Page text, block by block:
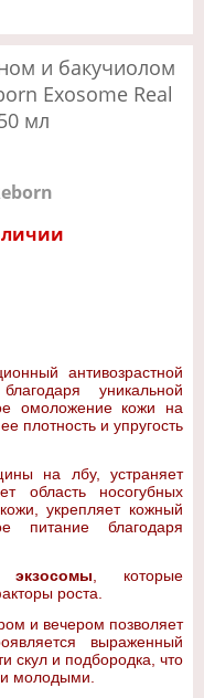
и бакучиолом
Exosome Real
мл
антивозрастной
уникальной
омоложение кожи на
плотность и упругость
на лбу, устраняет
область носогубных
укрепляет кожный
питание благодаря
, которые
роста.
и вечером позволяет
выраженный
скул и подбородка, что
молодыми.